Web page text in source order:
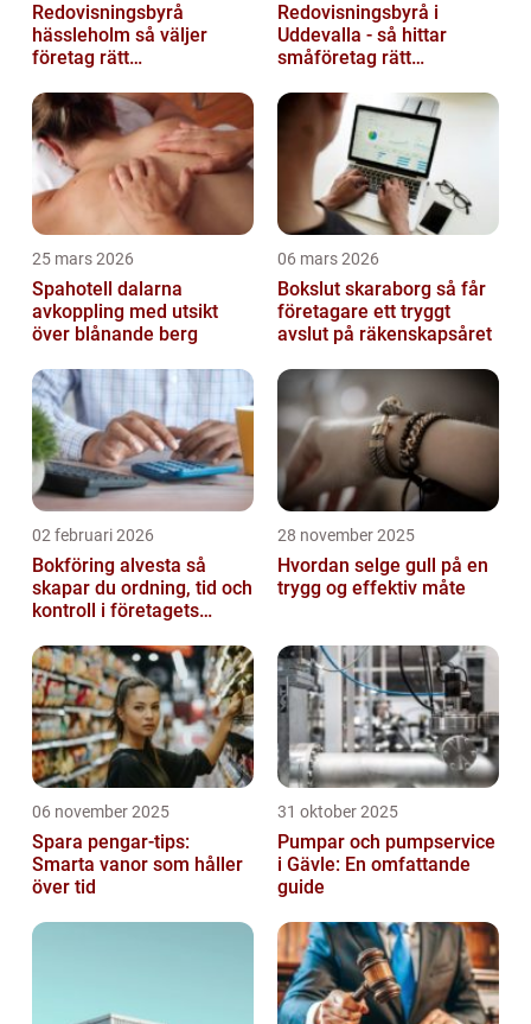
Redovisningsbyrå
hässleholm så väljer
företag rätt
Redovisningsbyrå i
Uddevalla - så hittar
småföretag rätt
25 mars 2026
Spahotell dalarna
avkoppling med utsikt
över blånande berg
06 mars 2026
Bokslut skaraborg så får
företagare ett tryggt
avslut på räkenskapsåret
02 februari 2026
Bokföring alvesta så
skapar du ordning, tid och
kontroll i företagets
28 november 2025
Hvordan selge gull på en
trygg og effektiv måte
06 november 2025
Spara pengar-tips:
Smarta vanor som håller
över tid
31 oktober 2025
Pumpar och pumpservice
i Gävle: En omfattande
guide